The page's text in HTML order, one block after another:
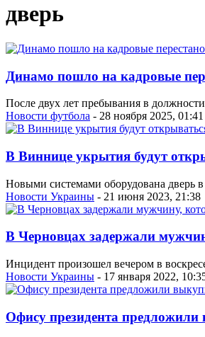
дверь
Динамо пошло на кадровые
После двух лет пребывания в
Новости футбола - 28 ноября 2025, 01:41
В Виннице укрытия будут
Новыми системами оборудована дверь
Новости Украины - 21 июня 2023, 21:38
В Черновцах задержали
Инцидент произошел вечером в
Новости Украины - 17 января 2022,
Офису президента предложили